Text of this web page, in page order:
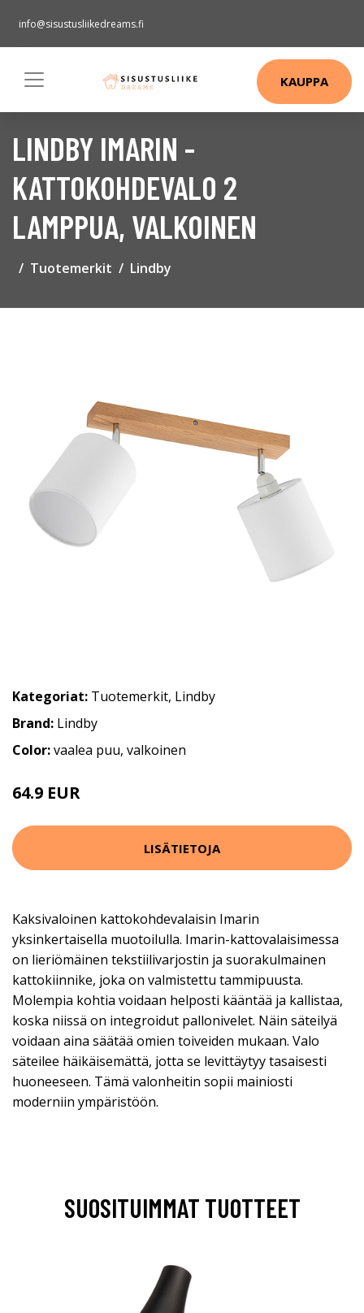
info@sisustusliikedreams.fi
KAUPPA
LINDBY IMARIN -
KATTOKOHDEVALO 2
LAMPPUA, VALKOINEN
Tuotemerkit Lindby
Kategoriat: Tuotemerkit, Lindby
Brand: Lindby
Color:vaalea puu, valkoinen
64.9 EUR
LISÄTIETOJA
Kaksivaloinen kattokohdevalaisin Imarin
yksinkertaisella muotoilulla. Imarin-kattovalaisimessa
on lieriömäinen tekstiilivarjostin ja suorakulmainen
kattokiinnike, joka on valmistettu tammipuusta.
Molempia kohtia voidaan helposti kääntää ja kallistaa,
koska niissä on integroidut pallonivelet. Näin säteilyä
voidaan aina säätää omien toiveiden mukaan. Valo
säteilee häikäisemättä, jotta se levittäytyy tasaisesti
huoneeseen. Tämä valonheitin sopii mainiosti
moderniin ympäristöön.
SUOSITUIMMAT TUOTTEET